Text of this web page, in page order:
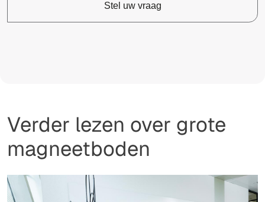
Stel uw vraag
Verder lezen over grote
magneetboden